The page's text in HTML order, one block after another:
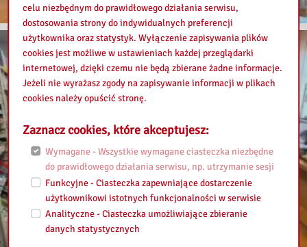
celu niezbędnym do prawidłowego działania serwisu,
dostosowania strony do indywidualnych preferencji
użytkownika oraz statystyk. Wyłączenie zapisywania plików
cookies jest możliwe w ustawieniach każdej przeglądarki
internetowej, dzięki czemu nie będą zbierane żadne informacje.
Jeżeli nie wyrażasz zgody na zapisywanie informacji w plikach
cookies należy opuścić stronę.
Zaznacz cookies, które akceptujesz:
Wymagane - Wszystkie wymagane ciasteczka niezbędne
do prawidłowego działania serwisu, np. utrzymanie sesji
Funkcyjne - Ciasteczka zapewniające dostarczenie
użytkownikowi istotnych funkcjonalności w serwisie
Analityczne - Ciasteczka umożliwiające zbieranie
danych statystycznych